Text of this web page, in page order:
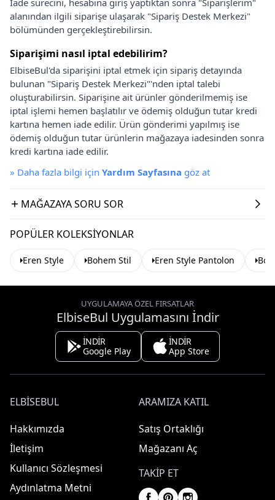
alanından ilgili siparişe ulaşarak "Sipariş Destek Merkezi"
bölümünden gerçekleştirebilirsin.
Siparişimi nasıl iptal edebilirim?
ElbiseBul'da siparişini iptal etmek için sipariş detayında
bulunan "Sipariş Destek Merkezi"'nden iptal talebi
oluşturabilirsin. Siparişine ait ürünler gönderilmemiş ise
iptal işlemi hemen başlatılır ve ödemiş olduğun tutar kredi
kartına hemen iade edilir. Ürün gönderimi yapılmış ise
ödemiş olduğun tutar ürünlerin mağazaya iadesinden sonra
kredi kartına iade edilir.
» Daha fazla bilgi için Yardım Sayfasına göz at
MAĞAZAYA SORU SOR
POPÜLER KOLEKSIYONLAR
Eren Style Bohem Stil Eren Style Pantolon
UYGULAMAYA ÖZEL FIRSATLAR
ElbiseBul Uygulamasını İndir
İNDİR
Google Play
İNDİR
App Store
ELBISEBUL
Hakkımızda
İletişim
Kullanıcı Sözleşmesi
Aydınlatma Metni
ARAMIZA KATIL
Satış Ortaklığı
Mağazanı Aç
TAKIP ET